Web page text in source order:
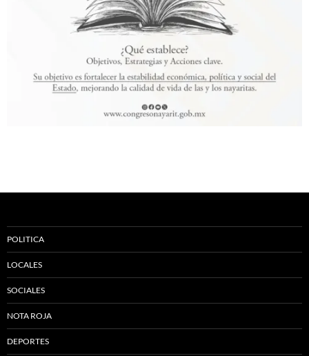
POLITICA
LOCALES
SOCIALES
NOTA ROJA
DEPORTES